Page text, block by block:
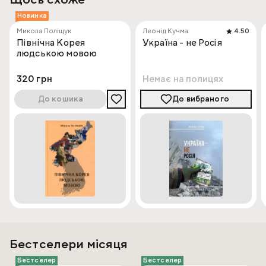
Новинка
Микола Поліщук
Північна Корея
людською мовою
320 грн
До кошика
Леонід Кучма 4.50
Україна - не Росія
Немає на полицях
До вибраного
Бестселери місяця
Бестселер
Бестселер